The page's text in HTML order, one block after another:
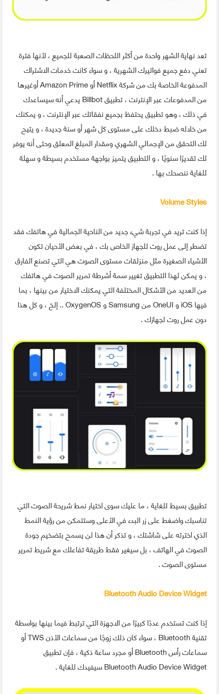
تعد نهاية الشهر واحدة من أكثر اللحظات الصعبة للجميع ، لأنها فترة
تعني دفع جميع فواتيرك الشهرية ، و سواء كانت خدمات الاشتراك
المدفوعة الخاصة بك من شركة Netflix أو Amazon Prime أوغيرها
من المدفوعات عبر الإنترنت ، تطبيق Billbot يدعي أنه سيساعدك
في ذلك ، وهو تطبيق يحتفظ بجميع نفقاتك عبر الإنترنت ، و يمكنك
من خلاله ضبط دخلك على مستوى كل شهر أو سنة جديدة ، و يتيح
لك التحقق من الإجمالي الشهري ومقدار المبلغ المعلق وحتى أنه يوفر
لك تقديرًا سنويًا ، و التطبيق يتميز بواجهة مستخدم بسيطة و سهلة
للغاية ننصحك بها .
Volume Styles
إذا كنت تريد في تجربة شيء جديد من الناحية الجمالية في هاتفك فقد
تضطر إلى عمل روت للجهاز الخاص بك ، في بعض الأحيان تكون
الأشياء الصغيرة مثل منزلقات مستوى الصوت هي التي تصنع الفارق
، و يمكن لهذا التطبيق تغيير سمة أشرطة تمرير الصوت في هاتفك
من العديد من الأشكال المختلفة التي يمكنك الاختيار من بينها ، بما
فيها iOS و OneUI من Samsung و OxygenOS .. إلخ ، و كل هذا
دون عمل روت لجهازك .
تطبيق بسيط للغاية ، ما عليك سوى اختيار نمط شريحة الصوت التي
تناسبك واضغط على زر البدء في الأعلى وستتمكن من رؤية النمط
الذي اخترته على شاشتك ، و تذكر أن هذا لن يسمح بتضخيم جودة
الصوت في الهاتف ، بل سيغير فقط طريقة تفاعلك مع شريط تمرير
مستوى الصوت .
Bluetooth Audio Device Widget
إذا كنت تستخدم عددًا كبيرًا من الاجهزة التي ترتبط فيما بينها بواسطة
تقنية Bluetooth ، سواء كان ذلك زوجًا من سماعات الأذن TWS أو
سماعات رأس Bluetooth أو مجرد ساعة ذكية ، فإن تطبيق
Bluetooth Audio Device Widget سيفيدك للغاية .